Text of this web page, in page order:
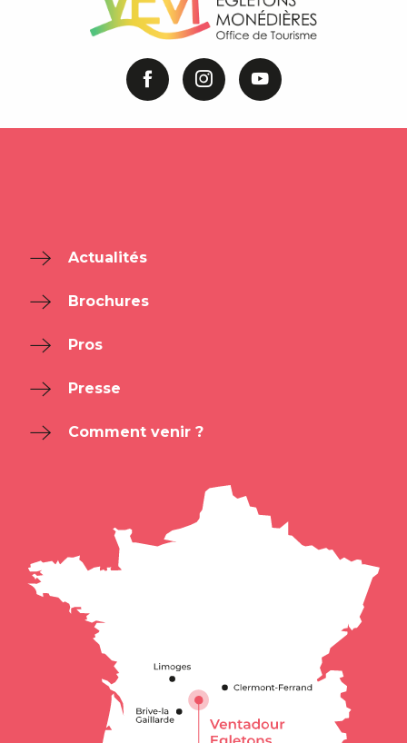
Actualités
Brochures
Pros
Presse
Comment venir ?